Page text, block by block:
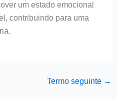
um estado emocional
contribuindo para uma
Termo seguinte →